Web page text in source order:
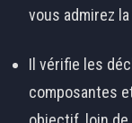
vous admirez la
Il vérifie les
composantes